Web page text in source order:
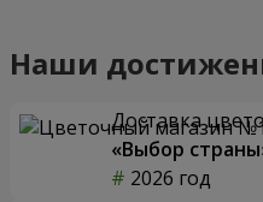
Наши
Доставка
«Выбор
2026 год